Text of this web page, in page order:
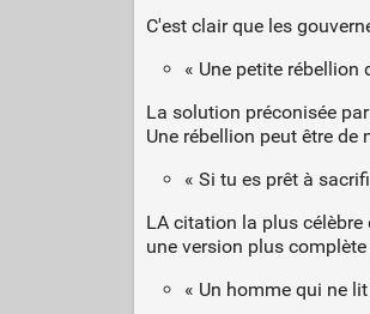
C'est clair que les
« Une petite
La solution préconisée
Une rébellion peut être de
« Si tu es prêt à
LA citation la plus
une version plus
« Un homme qui ne